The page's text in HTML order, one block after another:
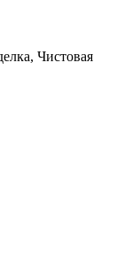
Чистовая